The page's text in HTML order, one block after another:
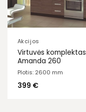
Akcijos
Virtuvės komplektas
Amanda 260
Plotis: 2600 mm
399 €